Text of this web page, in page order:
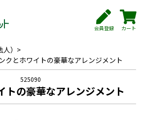
会員登録 カート
） >
ンクとホワイトの豪華なアレンジメント
525090
トの豪華なアレンジメント